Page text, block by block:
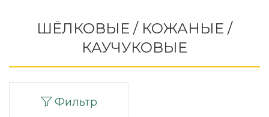
ШЁЛКОВЫЕ / КОЖАНЫЕ /
КАУЧУКОВЫЕ
Фильтр